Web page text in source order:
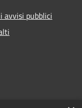
avvisi pubblici